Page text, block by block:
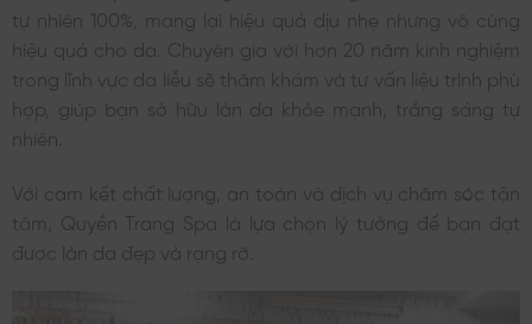
tự nhiên 100%, mang lại hiệu quả dịu nhẹ nhưng vô cùng
hiệu quả cho da. Chuyên gia với hơn 20 năm kinh nghiệm
trong lĩnh vực da liễu sẽ thăm khám và tư vấn liệu trình phù
hợp, giúp bạn sở hữu làn da khỏe mạnh, trắng sáng tự
nhiên.
Với cam kết chất lượng, an toàn và dịch vụ chăm sóc tận
tâm, Quyền Trang Spa là lựa chọn lý tưởng để bạn đạt
được làn da đẹp và rạng rỡ.